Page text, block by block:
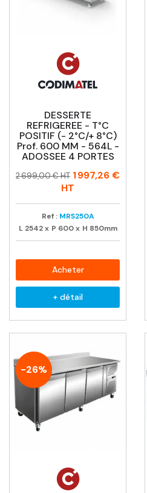
DESSERTE
REFRIGEREE - T°C
POSITIF (- 2°C/+ 8°C)
Prof. 600 MM - 564L -
ADOSSEE 4 PORTES
Prix
Prix
2 699,00 € HT 1 997,26 €
HT
Ref : MRS250A
L 2542 x P 600 x H 850mm
Acheter
+ détail
-26%